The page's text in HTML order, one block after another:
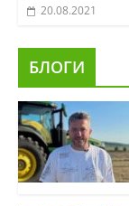
20.08.2021
БЛОГИ